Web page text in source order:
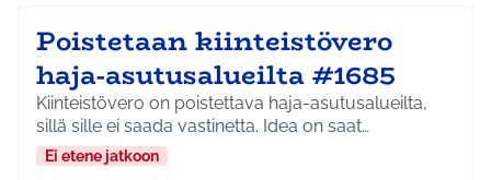
Poistetaan kiinteistövero
haja-asutusalueilta #1685
Kiinteistövero on poistettava haja-asutusalueilta,
sillä sille ei saada vastinetta. Idea on saat…
Ei etene jatkoon